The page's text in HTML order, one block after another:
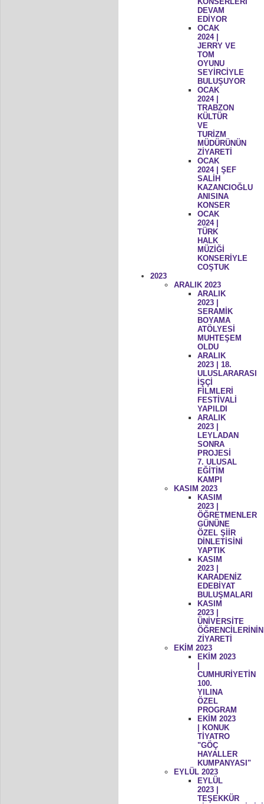
DEVAM
EDİYOR
OCAK
2024 |
JERRY VE
TOM
OYUNU
SEYİRCİYLE
BULUŞUYOR
OCAK
2024 |
TRABZON
KÜLTÜR
VE
TURİZM
MÜDÜRÜNÜN
ZİYARETİ
OCAK
2024 | ŞEF
SALİH
KAZANCIOĞLU
ANISINA
KONSER
OCAK
2024 |
TÜRK
HALK
MÜZİĞİ
KONSERİYLE
COŞTUK
2023
ARALIK 2023
ARALIK
2023 |
SERAMİK
BOYAMA
ATÖLYESİ
MUHTEŞEM
OLDU
ARALIK
2023 | 18.
ULUSLARARASI
İŞÇİ
FİLMLERİ
FESTİVALİ
YAPILDI
ARALIK
2023 |
LEYLADAN
SONRA
PROJESİ
7. ULUSAL
EĞİTİM
KAMPI
KASIM 2023
KASIM
2023 |
ÖĞRETMENLER
GÜNÜNE
ÖZEL ŞİİR
DİNLETİSİNİ
YAPTIK
KASIM
2023 |
KARADENİZ
EDEBİYAT
BULUŞMALARI
KASIM
2023 |
ÜNİVERSİTE
ÖĞRENCİLERİNİN
ZİYARETİ
EKİM 2023
EKİM 2023
CUMHURİYETİN
100.
YILINA
ÖZEL
PROGRAM
EKİM 2023
| KONUK
TİYATRO
"GÖÇ
HAYALLER
KUMPANYASI"
EYLÜL 2023
EYLÜL
2023 |
TEŞEKKÜR